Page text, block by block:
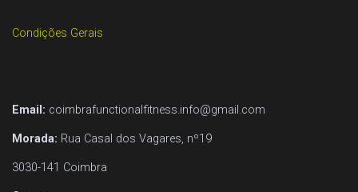
N
Condições Gerais
Email: coimbrafunctionalfitness.info@gmail.com
Morada: Rua Casal dos Vagares, nº19
3030-141 Coimbra